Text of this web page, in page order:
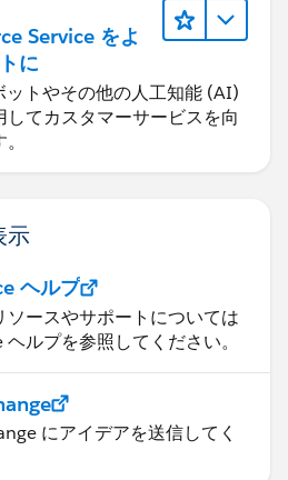
Service をよ
に
ットやその他の人工知能 (AI)
してカスタマーサービスを向
示
ヘルプ
ソースやサポートについては
ルプを参照してください。
にアイデアを送信してく